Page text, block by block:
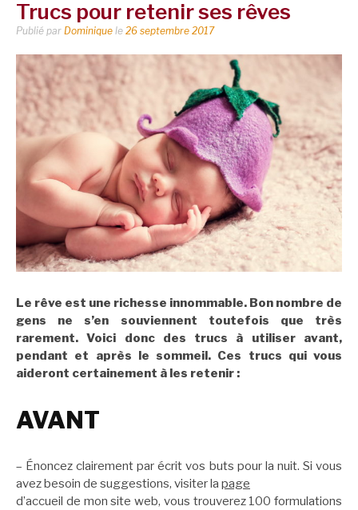
Trucs pour retenir ses rêves
Publié par Dominique le 26 septembre 2017
Le rêve est une richesse innommable. Bon nombre de
gens ne s’en souviennent toutefois que très
rarement. Voici donc des trucs à utiliser avant,
pendant et après le sommeil. Ces trucs qui vous
aideront certainement à les retenir :
AVANT
– Énoncez clairement par écrit vos buts pour la nuit. Si vous
avez besoin de suggestions, visiter la page
d’accueil de mon site web, vous trouverez 100 formulations